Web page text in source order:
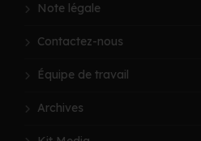
Note légale
Contactez-nous
Équipe de travail
Archives